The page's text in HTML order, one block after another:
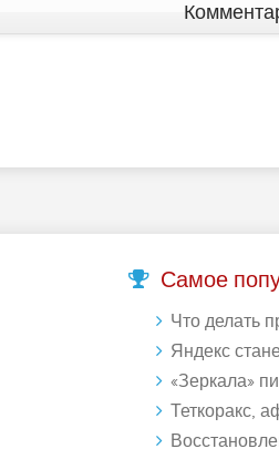
Самое
Что делать при возникновении ошибки
Яндекс станет третьим участником в
«Зеркала» пиратских сайтов
Теткоракс,
Восстановление реестра Windows 10: как